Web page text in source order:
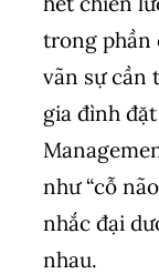
trong phần
vãn sự cần
gia đình
như “cỗ
nhắc đại
nhau.